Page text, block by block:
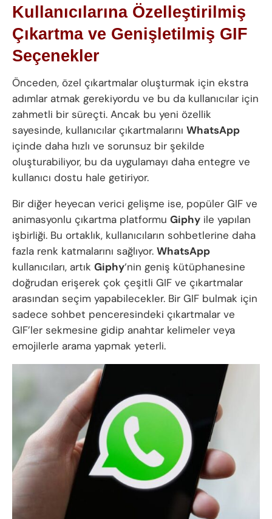
Kullanıcılarına Özelleştirilmiş
Çıkartma ve Genişletilmiş GIF
Seçenekler
Önceden, özel çıkartmalar oluşturmak için ekstra
adımlar atmak gerekiyordu ve bu da kullanıcılar için
zahmetli bir süreçti. Ancak bu yeni özellik
sayesinde, kullanıcılar çıkartmalarını WhatsApp
içinde daha hızlı ve sorunsuz bir şekilde
oluşturabiliyor, bu da uygulamayı daha entegre ve
kullanıcı dostu hale getiriyor.
Bir diğer heyecan verici gelişme ise, popüler GIF ve
animasyonlu çıkartma platformu Giphy ile yapılan
işbirliği. Bu ortaklık, kullanıcıların sohbetlerine daha
fazla renk katmalarını sağlıyor. WhatsApp
kullanıcıları, artık Giphy‘nin geniş kütüphanesine
doğrudan erişerek çok çeşitli GIF ve çıkartmalar
arasından seçim yapabilecekler. Bir GIF bulmak için
sadece sohbet penceresindeki çıkartmalar ve
GIF’ler sekmesine gidip anahtar kelimeler veya
emojilerle arama yapmak yeterli.